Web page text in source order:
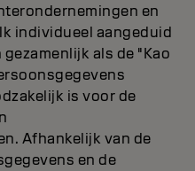
en
individueel aangeduid
als de "Kao
is voor de
Afhankelijk van de
en de